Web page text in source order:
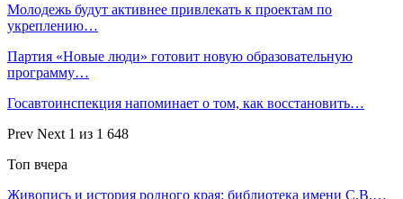
Молодежь будут активнее привлекать к проектам по
укреплению…
Партия «Новые люди» готовит новую образовательную
программу…
Госавтоинспекция напоминает о том, как восстановить…
Prev Next 1 из 1 648
Топ вчера
Живопись и история родного края: библиотека имени С.В.…